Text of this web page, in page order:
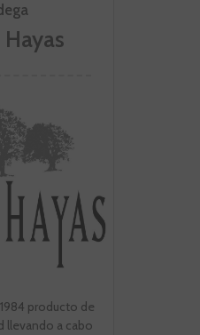
producto de
llevando a cabo